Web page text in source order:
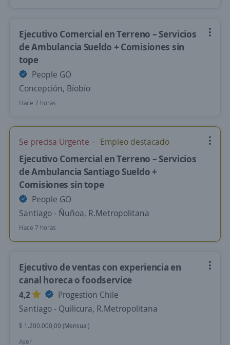
Ejecutivo Comercial en Terreno – Servicios
de Ambulancia Sueldo + Comisiones sin
tope
People GO
Concepción, Bíobío
Hace 7 horas
Se precisa Urgente Empleo destacado
Ejecutivo Comercial en Terreno – Servicios
de Ambulancia Santiago Sueldo +
Comisiones sin tope
People GO
Santiago - Ñuñoa, R.Metropolitana
Hace 7 horas
Ejecutivo de ventas con experiencia en
canal horeca o foodservice
4,2
Progestion Chile
Santiago - Quilicura, R.Metropolitana
$ 1.200.000,00 (Mensual)
Ayer